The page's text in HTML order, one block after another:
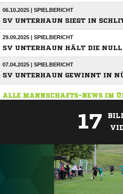
06.10.2025 | SPIELBERICHT
SV UNTERHAUN SIEGT IN
29.09.2025 | SPIELBERICHT
SV UNTERHAUN HÄLT DIE NULL
07.04.2025 | SPIELBERICHT
SV UNTERHAUN GEWINNT IN
ALLE MANNSCHAFTS-NEWS IM
17